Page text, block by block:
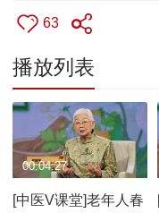
63
播放列表
[中医V课堂]老年人春
00:04:27